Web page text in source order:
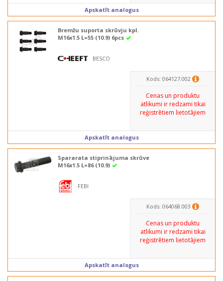
Apskatīt analogus
Bremžu suporta skrūvju kpl.
M16x1.5 L=55 (10.9) 6pcs
BESCO
Kods: 064127.002
Cenas un produktu
atlikumi ir redzami tikai
reģistrētiem lietotājiem
Apskatīt analogus
Spararata stiprinājuma skrūve
M16x1.5 L=86 (10.9)
FEBI
Kods: 064068.003
Cenas un produktu
atlikumi ir redzami tikai
reģistrētiem lietotājiem
Apskatīt analogus